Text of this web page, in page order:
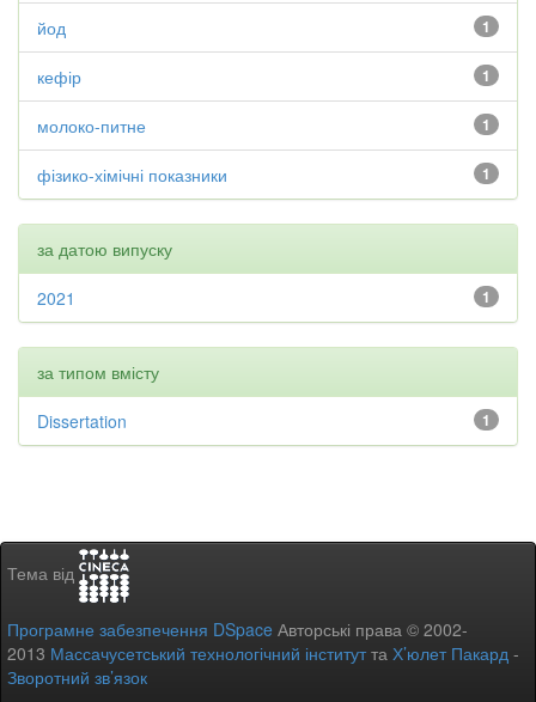
1
йод
1
кефір
1
молоко-питне
1
фізико-хімічні показники
за датою випуску
1
2021
за типом вмісту
1
Dissertation
Тема від
Програмне забезпечення DSpace Авторські права © 2002-
2013 Массачусетський технологічний інститутта Х’юлет Пакард -
Зворотний зв’язок